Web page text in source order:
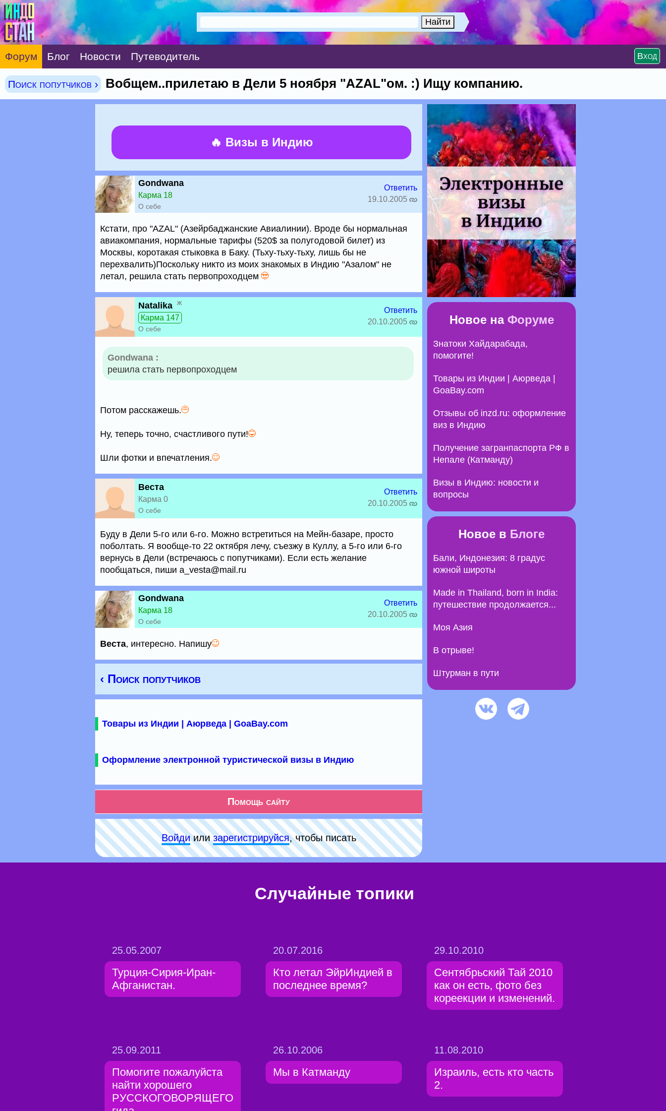
Форум Блог Новости Путеводитель Вход
Поиск попутчиков › Вобщем..прилетаю в Дели 5 ноября "AZAL"ом. :) Ищу компанию.
🔥 Визы в Индию
Gondwana
Карма 18
О себе
Ответить
19.10.2005
Кстати, про "AZAL" (Азейрбаджанские Авиалинии). Вроде бы нормальная
авиакомпания, нормальные тарифы (520$ за полугодовой билет) из
Москвы, коротакая стыковка в Баку. (Тьху-тьху-тьху, лишь бы не
перехвалить)Поскольку никто из моих знакомых в Индию "Азалом" не
летал, решила стать первопроходцем
Natalika ж
Карма 147
О себе
Ответить
20.10.2005
Gondwana :
решила стать первопроходцем
Потом расскажешь.
Ну, теперь точно, счастливого пути!
Шли фотки и впечатления.
Веста
Карма 0
О себе
Ответить
20.10.2005
Буду в Дели 5-го или 6-го. Можно встретиться на Мейн-базаре, просто
поболтать. Я вообще-то 22 октября лечу, съезжу в Куллу, а 5-го или 6-го
вернусь в Дели (встречаюсь с попутчиками). Если есть желание
пообщаться, пиши a_vesta@mail.ru
Gondwana
Карма 18
О себе
Ответить
20.10.2005
Веста, интересно. Напишу
‹ Поиск попутчиков
Товары из Индии | Аюрведа | GoaBay.com
Оформление электронной туристической визы в Индию
Помощь сайту
Войдиилизарeгиcтpируйся, чтобы писать
Новое на Форуме
Знатоки Хайдарабада,
помогите!
Товары из Индии | Аюрведа |
GoaBay.com
Отзывы об inzd.ru: оформление
виз в Индию
Получение загранпаспорта РФ в
Непале (Катманду)
Визы в Индию: новости и
вопросы
Новое в Блоге
Бали, Индонезия: 8 градус
южной широты
Made in Thailand, born in India:
путешествие продолжается...
Моя Азия
В отрыве!
Штурман в пути
Случайные топики
25.05.2007
Турция-Сирия-Иран-
Афганистан.
20.07.2016
Кто летал ЭйрИндией в
последнее время?
29.10.2010
Сентябрьский Тай 2010
как он есть, фото без
кореекции и изменений.
25.09.2011
Помогите пожалуйста
найти хорошего
РУССКОГОВОРЯЩЕГО
26.10.2006
Мы в Катманду
11.08.2010
Израиль, есть кто часть
2.